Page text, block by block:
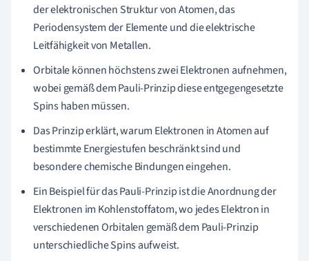
der elektronischen Struktur von Atomen, das
Periodensystem der Elemente und die elektrische
Leitfähigkeit von Metallen.
Orbitale können höchstens zwei Elektronen aufnehmen,
wobei gemäß dem Pauli-Prinzip diese entgegengesetzte
Spins haben müssen.
Das Prinzip erklärt, warum Elektronen in Atomen auf
bestimmte Energiestufen beschränkt sind und
besondere chemische Bindungen eingehen.
Ein Beispiel für das Pauli-Prinzip ist die Anordnung der
Elektronen im Kohlenstoffatom, wo jedes Elektron in
verschiedenen Orbitalen gemäß dem Pauli-Prinzip
unterschiedliche Spins aufweist.